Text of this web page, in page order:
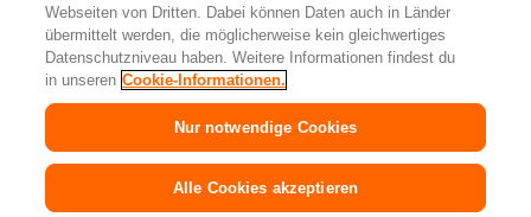
Cookie-Einstellungen
© 2026 Migros-Genossenschafts-Bund
FR IT
Webseiten von Dritten. Dabei können Daten auch in Länder
übermittelt werden, die möglicherweise kein gleichwertiges
Datenschutzniveau haben. Weitere Informationen findest du
in unseren Cookie-Informationen.
Nur notwendige Cookies
Alle Cookies akzeptieren